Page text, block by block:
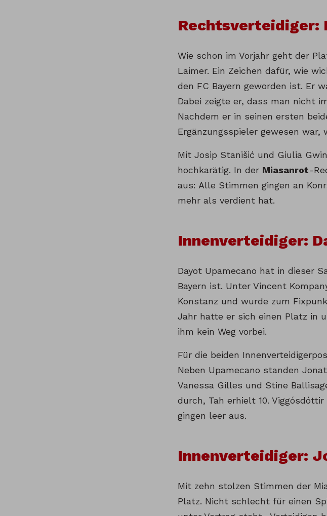
Rechtsverteidiger:
Wie schon im Vorjahr geht der
Laimer. Ein Zeichen dafür, wie
den FC Bayern geworden ist. Er
Dabei zeigte er, dass man nicht
Nachdem er in seinen ersten
Ergänzungsspieler gewesen
Mit Josip Stanišić und Giulia
hochkarätig. In der Miasanrot-
aus: Alle Stimmen gingen an
mehr als verdient hat.
Innenverteidiger:
Dayot Upamecano hat in dieser
Bayern ist. Unter Vincent
Konstanz und wurde zum
Jahr hatte er sich einen Platz in
ihm kein Weg vorbei.
Für die beiden
Neben Upamecano standen
Vanessa Gilles und Stine
durch, Tah erhielt 10.
gingen leer aus.
Innenverteidiger:
Mit zehn stolzen Stimmen der
Platz. Nicht schlecht für einen